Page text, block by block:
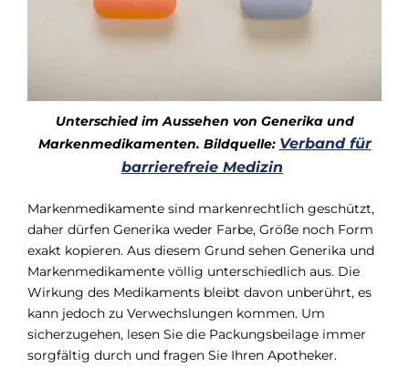
Unterschied im Aussehen von Generika und
Markenmedikamenten. Bildquelle: Verband für
barrierefreie Medizin
Markenmedikamente sind markenrechtlich geschützt,
daher dürfen Generika weder Farbe, Größe noch Form
exakt kopieren. Aus diesem Grund sehen Generika und
Markenmedikamente völlig unterschiedlich aus. Die
Wirkung des Medikaments bleibt davon unberührt, es
kann jedoch zu Verwechslungen kommen. Um
sicherzugehen, lesen Sie die Packungsbeilage immer
sorgfältig durch und fragen Sie Ihren Apotheker.